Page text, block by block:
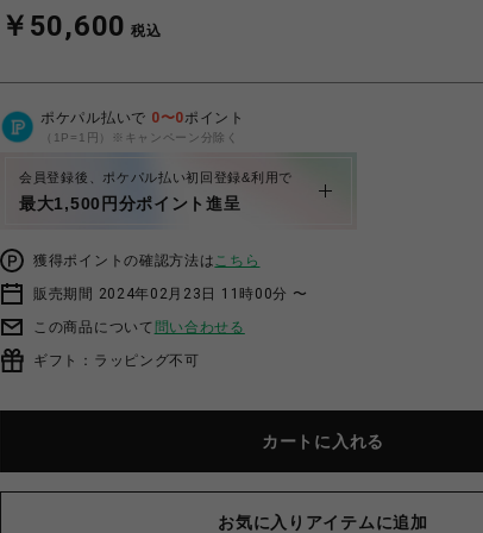
￥50,600 税込
ポケパル払いで 0〜0ポイント
（1P=1円）※キャンペーン分除く
会員登録後、ポケパル払い初回登録&利用で
最大1,500円分ポイント進呈
獲得ポイントの確認方法はこちら
販売期間 2024年02月23日 11時00分 〜
この商品について 問い合わせる
ギフト：ラッピング不可
カートに入れる
お気に入りアイテムに追加